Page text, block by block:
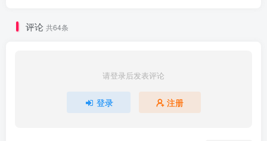
评论 共64条
请登录后发表评论
登录 注册